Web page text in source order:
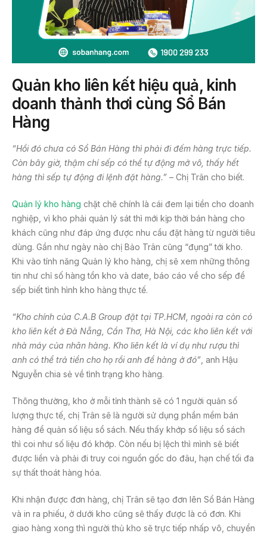
Quản kho liên kết hiệu quả, kinh
doanh thảnh thơi cùng Sổ Bán
Hàng
“Hồi đó chưa có Sổ Bán Hàng thì phải đi đếm hàng trực tiếp.
Còn bây giờ, thậm chí sếp có thể tự động mở vô, thấy hết
hàng thì sếp tự động đi lệnh đặt hàng.” – Chị Trân cho biết.
Quản lý kho hàng chặt chẽ chính là cái đem lại tiền cho doanh
nghiệp, vì kho phải quản lý sát thì mới kịp thời bán hàng cho
khách cũng như đáp ứng được nhu cầu đặt hàng từ người tiêu
dùng. Gần như ngày nào chị Bảo Trân cũng “đụng” tới kho.
Khi vào tính năng Quản lý kho hàng, chị sẽ xem những thông
tin như chỉ số hàng tồn kho và date, báo cáo về cho sếp để
sếp biết tình hình kho hàng thực tế.
“Kho chính của C.A.B Group đặt tại TP.HCM, ngoài ra còn có
kho liên kết ở Đà Nẵng, Cần Thơ, Hà Nội, các kho liên kết với
nhà máy của nhãn hàng. Kho liên kết là ví dụ như rượu thì
anh có thể trả tiền cho họ rồi anh để hàng ở đó” , anh Hậu
Nguyễn chia sẻ về tình trạng kho hàng.
Thông thường, kho ở mỗi tỉnh thành sẽ có 1 người quản số
lượng thực tế, chị Trân sẽ là người sử dụng phần mềm bán
hàng để quản số liệu sổ sách. Nếu thấy khớp số liệu sổ sách
thì coi như số liệu đó khớp. Còn nếu bị lệch thì mình sẽ biết
được liền và phải đi truy coi nguồn gốc do đâu, hạn chế tối đa
sự thất thoát hàng hóa.
Khi nhận được đơn hàng, chị Trân sẽ tạo đơn lên Sổ Bán Hàng
và in ra phiếu, ở dưới kho cũng sẽ thấy được là có đơn. Khi
giao hàng xong thì người thủ kho sẽ trực tiếp nhấp vô, chuyển